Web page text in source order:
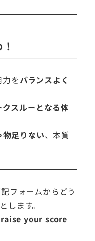
をバランスよく
クスルーとなる体
足りない、本質
フォームからどう
します。
your score